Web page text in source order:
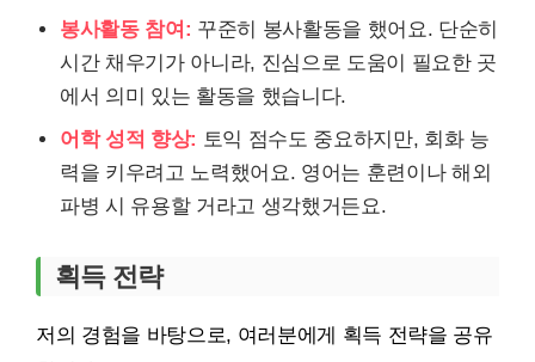
봉사활동 참여: 꾸준히 봉사활동을 했어요. 단순히
시간 채우기가 아니라, 진심으로 도움이 필요한 곳
에서 의미 있는 활동을 했습니다.
어학 성적 향상: 토익 점수도 중요하지만, 회화 능
력을 키우려고 노력했어요. 영어는 훈련이나 해외
파병 시 유용할 거라고 생각했거든요.
획득 전략
저의 경험을 바탕으로, 여러분에게 획득 전략을 공유